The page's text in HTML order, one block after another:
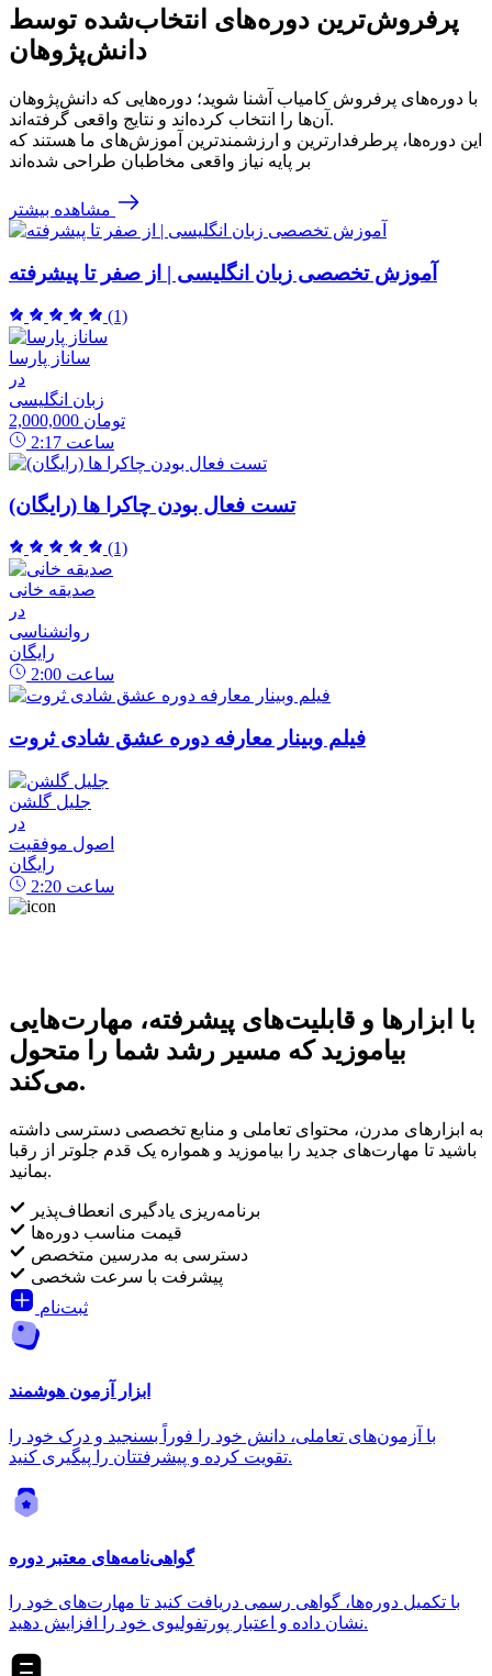
پرفروش‌ترین‌ دوره‌های انتخاب‌شده توسط
دانش‌پژوهان
با دوره‌های پرفروش کامیاب آشنا شوید؛ دوره‌هایی که دانش‌پژوهان
آن‌ها را انتخاب کرده‌اند و نتایج واقعی گرفته‌اند.
این دوره‌ها، پرطرفدارترین و ارزشمندترین آموزش‌های ما هستند که
بر پایه نیاز واقعی مخاطبان طراحی شده‌اند
مشاهده بیشتر
آموزش تخصصی زبان انگلیسی | از صفر تا پیشرفته
(1)
ساناز پارسا
در
زبان انگلیسی
2,000,000 تومان
2:17 ساعت
تست فعال بودن چاکرا ها (رایگان)
(1)
صدیقه خانی
در
روانشناسی
رایگان
2:00 ساعت
فیلم وبینار معارفه دوره عشق شادی ثروت
جلیل گلشن
در
اصول موفقیت
رایگان
2:20 ساعت
با ابزارها و قابلیت‌های پیشرفته، مهارت‌هایی
بیاموزید که مسیر رشد شما را متحول
می‌کند.
به ابزارهای مدرن، محتوای تعاملی و منابع تخصصی دسترسی داشته
باشید تا مهارت‌های جدید را بیاموزید و همواره یک قدم جلوتر از رقبا
بمانید.
برنامه‌ریزی یادگیری انعطاف‌پذیر
قیمت مناسب دوره‌ها
دسترسی به مدرسین متخصص
پیشرفت با سرعت شخصی
ثبت‌نام
ابزار آزمون هوشمند
با آزمون‌های تعاملی، دانش خود را فوراً بسنجید و درک خود را
تقویت کرده و پیشرفتتان را پیگیری کنید.
گواهی‌نامه‌های معتبر دوره
با تکمیل دوره‌ها، گواهی رسمی دریافت کنید تا مهارت‌های خود را
نشان داده و اعتبار پورتفولیوی خود را افزایش دهید.